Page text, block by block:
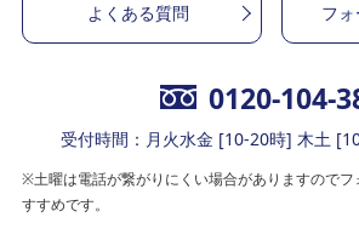
よくある質問 フ
0120-104-
受付時間：月火水金 [10-20時] 木土
※土曜は電話が繋がりにくい場合がありますのでフ
すすめです。